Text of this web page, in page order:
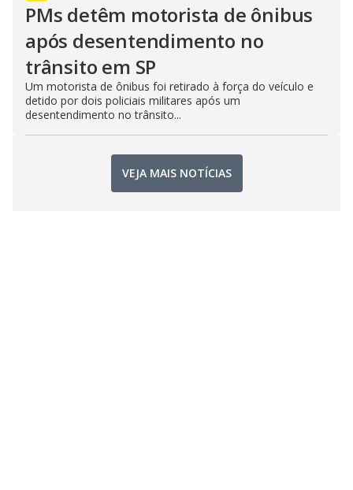
PMs detêm motorista de ônibus
após desentendimento no
trânsito em SP
Um motorista de ônibus foi retirado à força do veículo e
detido por dois policiais militares após um
desentendimento no trânsito...
VEJA MAIS NOTÍCIAS